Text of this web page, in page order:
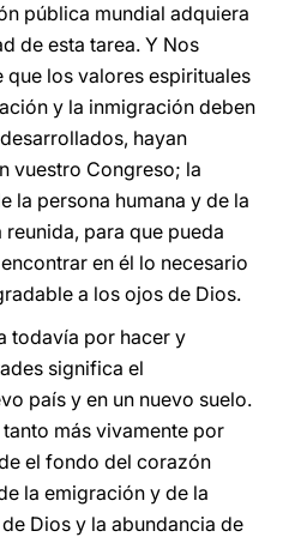
pública mundial adquiera
de esta tarea. Y Nos
los valores espirituales
y la inmigración deben
hayan
vuestro Congreso; la
la persona humana y de la
para que pueda
en él lo necesario
a los ojos de Dios.
todavía por hacer y
significa el
país y en un nuevo suelo.
más vivamente por
el fondo del corazón
la emigración y de la
Dios y la abundancia de